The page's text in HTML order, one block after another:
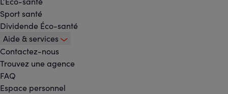
Sport santé
Dividende Éco-santé
Aide & services
Contactez-nous
Trouvez une agence
FAQ
Espace personnel